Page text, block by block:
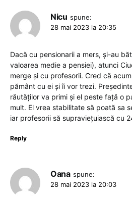
Nicu spune:
28 mai 2023 la 20:35
Dacă cu pensionarii a mers, și-au
valoarea medie a pensiei), atunci
merge și cu profesorii. Cred că
pământ cu ei și îi vor trezi.
răutăților va primi și el peste față o
mult. El vrea stabilitate să poată sa
iar profesorii să supraviețuiască cu
Reply
Oana spune:
28 mai 2023 la 20:03